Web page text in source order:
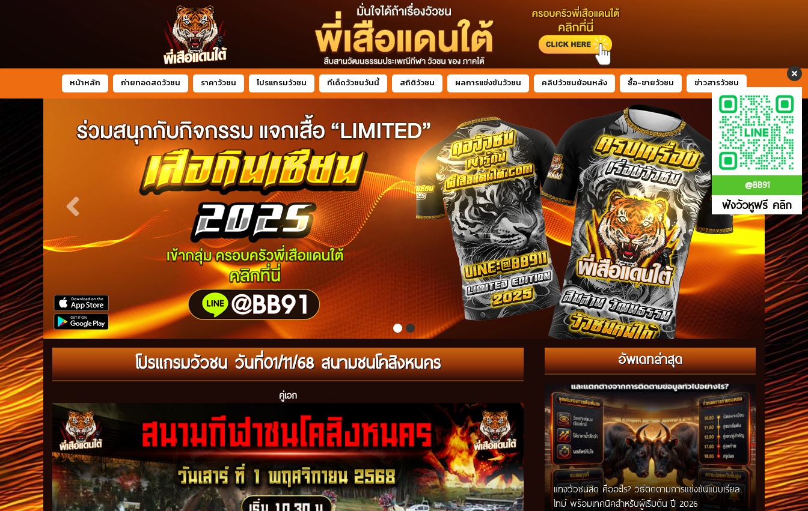
@BB91
ฟังวัวหูฟรี คลิก
หน้าหลัก ถ่ายทอดสดวัวชน ราคาวัวชน โปรแกรมวัวชน ทีเด็ดวัวชนวันนี้ สถิติวัวชน ผลการแข่งขันวัวชน คลิปวัวชนย้อนหลัง ซื้อ-ขายวัวชน ข่าวสารวัวชน
โปรแกรมวัวชน วันที่01/11/68 สนามชนโคสิงหนคร
คู่เอก
อัพเดทล่าสุด
แทงวัวชนสด คืออะไร? วิธีติดตามการแข่งขันแบบเรียล
ไทม์ พร้อมเทคนิคสำหรับผู้เริ่มต้น ปี 2026